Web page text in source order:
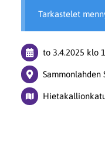
Tarkastelet
to 3.4.2025 klo
Sammonlahden